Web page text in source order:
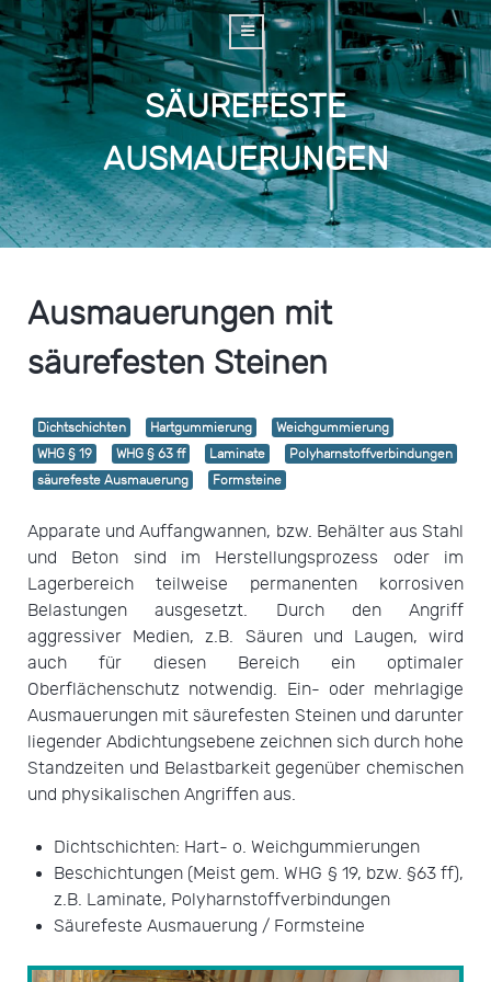
SÄUREFESTE
AUSMAUERUNGEN
Ausmauerungen mit
säurefesten Steinen
Dichtschichten Hartgummierung
Weichgummierung
WHG § 19
WHG § 63 ff Laminate
Polyharnstoffverbindungen
säurefeste Ausmauerung
Formsteine
Apparate und Auffangwannen, bzw. Behälter aus Stahl
und Beton sind im Herstellungsprozess oder im
Lagerbereich teilweise permanenten korrosiven
Belastungen ausgesetzt. Durch den Angriff
aggressiver Medien, z.B. Säuren und Laugen, wird
auch für diesen Bereich ein optimaler
Oberflächenschutz notwendig. Ein- oder mehrlagige
Ausmauerungen mit säurefesten Steinen und darunter
liegender Abdichtungsebene zeichnen sich durch hohe
Standzeiten und Belastbarkeit gegenüber chemischen
und physikalischen Angriffen aus.
Dichtschichten: Hart- o. Weichgummierungen
Beschichtungen (Meist gem. WHG § 19, bzw. §63 ff),
z.B. Laminate, Polyharnstoffverbindungen
Säurefeste Ausmauerung / Formsteine